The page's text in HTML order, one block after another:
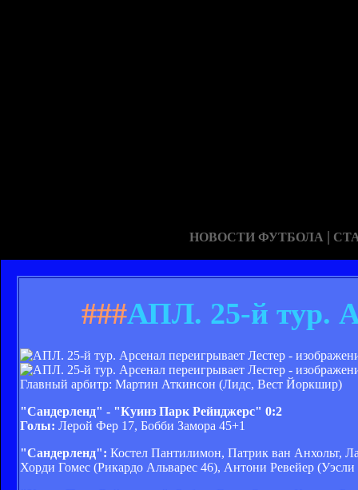
НОВОСТИ ФУТБОЛА |
###АПЛ. 25-й тур.
Главный арбитр: Мартин Аткинсон (Лидс, Вест Йоркшир)
"Сандерленд" - "Куинз Парк Рейнджерс" 0:2
Голы: Лерой Фер 17, Бобби Замора 45+1
"Сандерленд": Костел Пантилимон, Патрик ван Анхольт,
Хорди Гомес (Рикардо Альварес 46), Антони Ревейер